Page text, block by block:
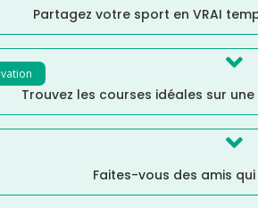
Partagez votre sport en VRAI

Trouvez les courses idéales sur

Faites-vous des amis